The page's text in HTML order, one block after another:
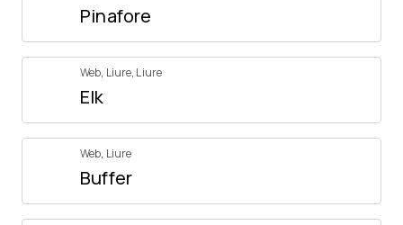
Pinafore
Web, Liure, Liure
Elk
Web, Liure
Buffer